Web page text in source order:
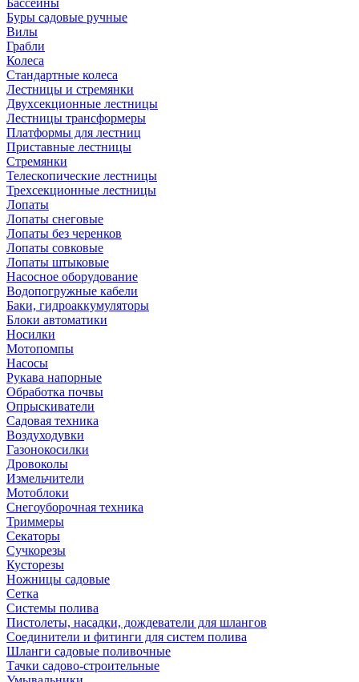
Бассейны
Буры садовые ручные
Вилы
Грабли
Колеса
Стандартные колеса
Лестницы и стремянки
Двухсекционные лестницы
Лестницы трансформеры
Платформы для лестниц
Приставные лестницы
Стремянки
Телескопические лестницы
Трехсекционные лестницы
Лопаты
Лопаты снеговые
Лопаты без черенков
Лопаты совковые
Лопаты штыковые
Насосное оборудование
Водопогружные кабели
Баки, гидроаккумуляторы
Блоки автоматики
Носилки
Мотопомпы
Насосы
Рукава напорные
Обработка почвы
Опрыскиватели
Садовая техника
Воздуходувки
Газонокосилки
Дровоколы
Измельчители
Мотоблоки
Снегоуборочная техника
Триммеры
Секаторы
Сучкорезы
Кусторезы
Ножницы садовые
Сетка
Системы полива
Пистолеты, насадки, дождеватели для шлангов
Соединители и фитинги для систем полива
Шланги садовые поливочные
Тачки садово-строительные